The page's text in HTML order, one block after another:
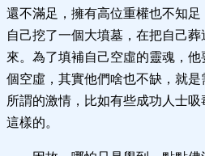
還不滿足，擁有高位重權也不知
自己挖了一個大墳墓，在把自己
來。為了填補自己空虛的靈魂，
個空虛，其實他們啥也不缺，就
所謂的激情，比如有些成功人士
這樣的。